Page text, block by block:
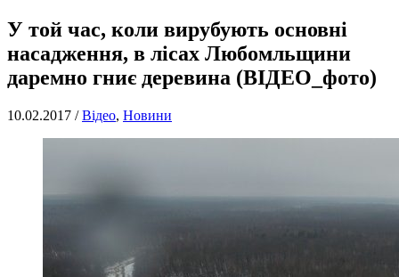
У той час, коли вирубують основні
насадження, в лісах Любомльщини
даремно гниє деревина (ВІДЕО_фото)
10.02.2017 /Відео, Новини